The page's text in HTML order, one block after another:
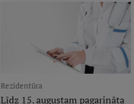
Rezidentūra
Līdz 15. augustam pagarināta